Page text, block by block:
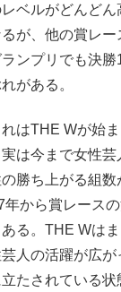
ベルがどんど
が、他の賞レ
ンプリでも決
がある。
はTHE Wが始ま
は今まで女性
勝ち上がる組
年から賞レース
る。THE Wは
人の活躍が広
たされている状